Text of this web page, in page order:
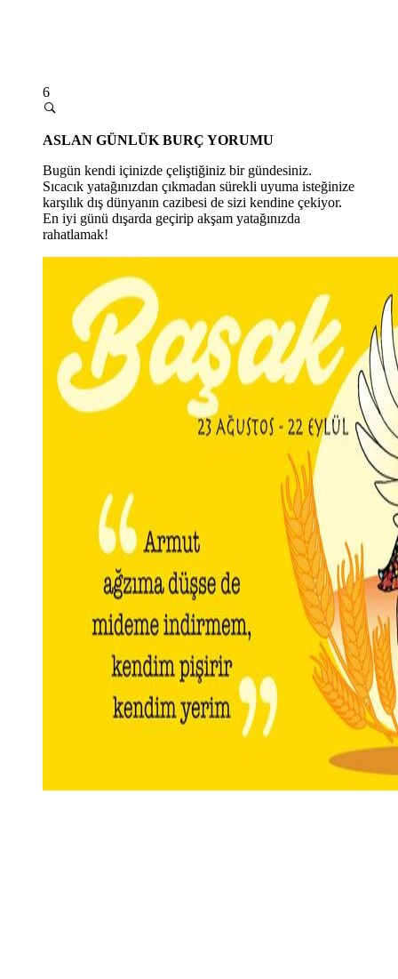
6
ASLAN GÜNLÜK BURÇ YORUMU
Bugün kendi içinizde çeliştiğiniz bir gündesiniz.
Sıcacık yatağınızdan çıkmadan sürekli uyuma isteğinize
karşılık dış dünyanın cazibesi de sizi kendine çekiyor.
En iyi günü dışarda geçirip akşam yatağınızda
rahatlamak!